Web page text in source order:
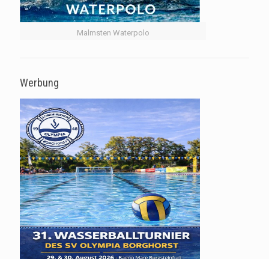
Malmsten Waterpolo
Werbung